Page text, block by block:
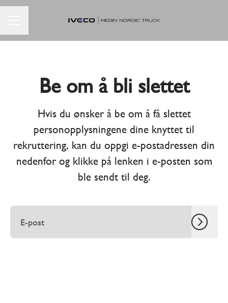
Be om å bli slettet
Hvis du ønsker å be om å få slettet
personopplysningene dine knyttet til
rekruttering, kan du oppgi e-postadressen din
nedenfor og klikke på lenken i e-posten som
ble sendt til deg.